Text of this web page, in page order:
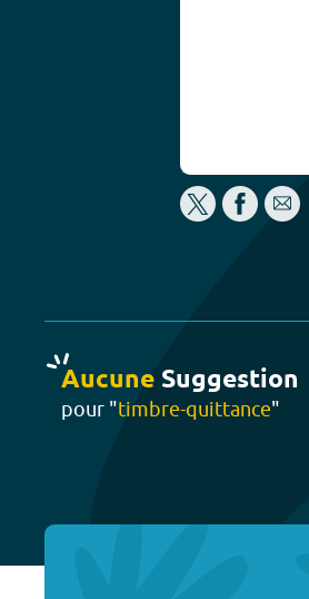
Aucune Suggestion
pour "timbre-quittance"